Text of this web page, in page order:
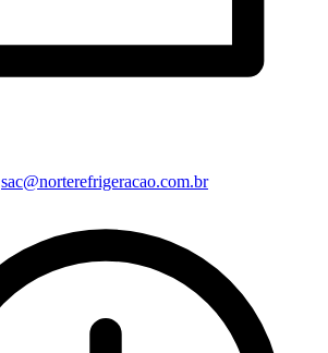
sac@norterefrigeracao.com.br